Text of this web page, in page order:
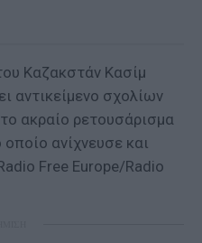
Καζακστάν Κασίμ
αντικείμενο σχολίων
ακραίο ρετουσάρισμα
ανίχνευσε και
Free Europe/Radio